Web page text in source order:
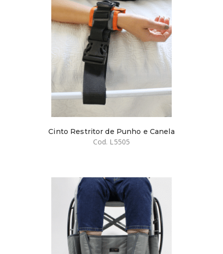
Cinto Restritor de Punho e Canela
Cod. L5505